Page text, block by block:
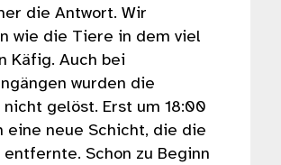
die Antwort. Wir
wie die Tiere in dem viel
Käfig. Auch bei
wurden die
nicht gelöst. Erst um 18:00
eine neue Schicht, die die
entfernte. Schon zu Beginn